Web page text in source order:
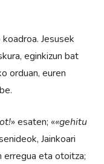
Jesusek
eginkizun bat
orduan, euren
» esaten; ««gehitu
Jainkoari
erregua eta otoitza;